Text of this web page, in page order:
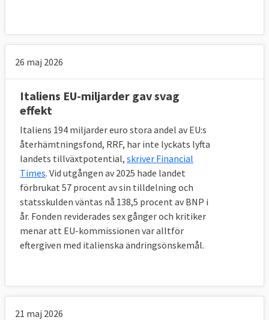
26 maj 2026
Italiens EU-miljarder gav svag
effekt
Italiens 194 miljarder euro stora andel av EU:s
återhämtningsfond, RRF, har inte lyckats lyfta
landets tillväxtpotential, skriver Financial
Times. Vid utgången av 2025 hade landet
förbrukat 57 procent av sin tilldelning och
statsskulden väntas nå 138,5 procent av BNP i
år. Fonden reviderades sex gånger och kritiker
menar att EU-kommissionen var alltför
eftergiven med italienska ändringsönskemål.
21 maj 2026